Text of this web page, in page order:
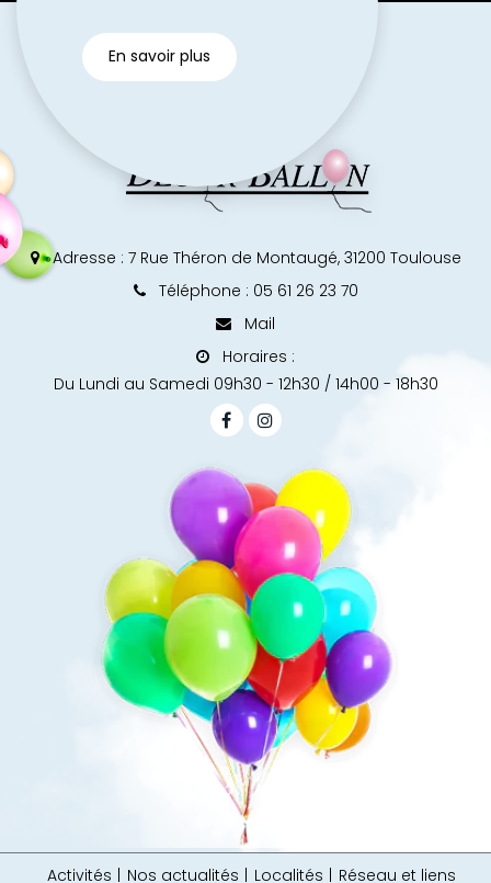
En savoir plus
Adresse : 7 Rue Théron de Montaugé, 31200 Toulouse
Téléphone : 05 61 26 23 70
Mail
Horaires :
Du Lundi au Samedi 09h30 - 12h30 / 14h00 - 18h30
Activités Nos actualités Localités Réseau et liens